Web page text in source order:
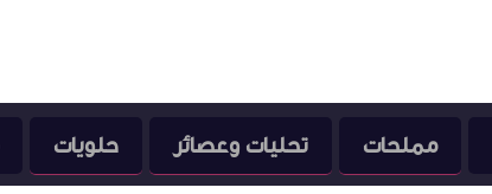
مملحات تحليات وعصائر حلويات